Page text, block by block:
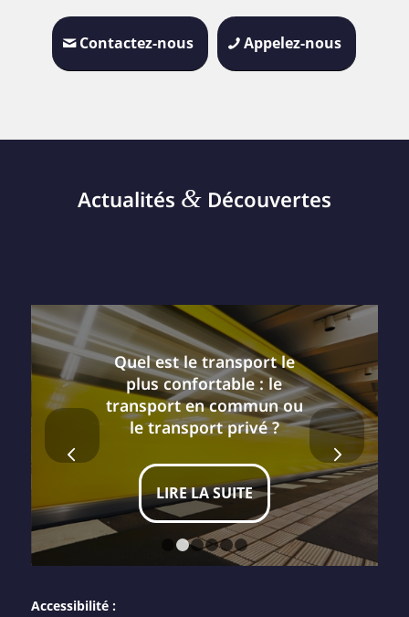
Contactez-nous Appelez-nous
Actualités &Découvertes
Quel est le transport le
plus confortable : le
transport en commun ou
le transport privé ?
LIRE LA SUITE
Suivant
1 2 3 4 5 6
Accessibilité :